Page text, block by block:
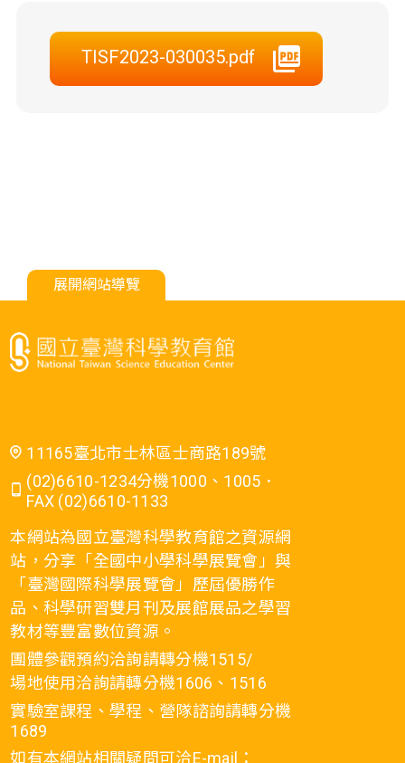
TISF2023-030035.pdf
展開網站導覽
11165臺北市士林區士商路189號
(02)6610-1234分機1000、1005．
FAX (02)6610-1133
本網站為國立臺灣科學教育館之資源網
站，分享「全國中小學科學展覽會」與
「臺灣國際科學展覽會」歷屆優勝作
品、科學研習雙月刊及展館展品之學習
教材等豐富數位資源。
團體參觀預約洽詢請轉分機1515/
場地使用洽詢請轉分機1606、1516
實驗室課程、學程、營隊諮詢請轉分機
1689
如有本網站相關疑問可洽E-mail：